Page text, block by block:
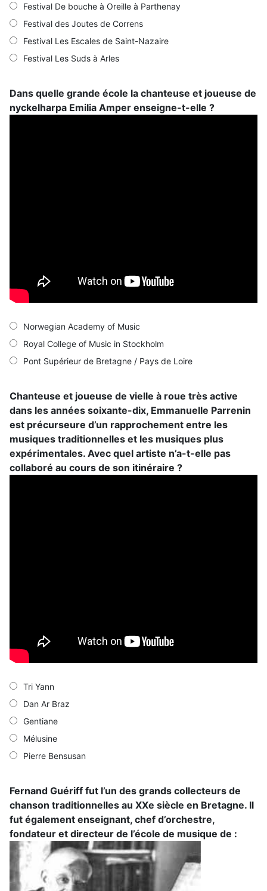
Festival De bouche à Oreille à Parthenay
Festival des Joutes de Correns
Festival Les Escales de Saint-Nazaire
Festival Les Suds à Arles
Dans quelle grande école la chanteuse et joueuse de
nyckelharpa Emilia Amper enseigne-t-elle ?
Norwegian Academy of Music
Royal College of Music in Stockholm
Pont Supérieur de Bretagne / Pays de Loire
Chanteuse et joueuse de vielle à roue très active
dans les années soixante-dix, Emmanuelle Parrenin
est précurseure d’un rapprochement entre les
musiques traditionnelles et les musiques plus
expérimentales. Avec quel artiste n’a-t-elle pas
collaboré au cours de son itinéraire ?
Tri Yann
Dan Ar Braz
Gentiane
Mélusine
Pierre Bensusan
Fernand Guériff fut l’un des grands collecteurs de
chanson traditionnelles au XXe siècle en Bretagne. Il
fut également enseignant, chef d’orchestre,
fondateur et directeur de l’école de musique de :